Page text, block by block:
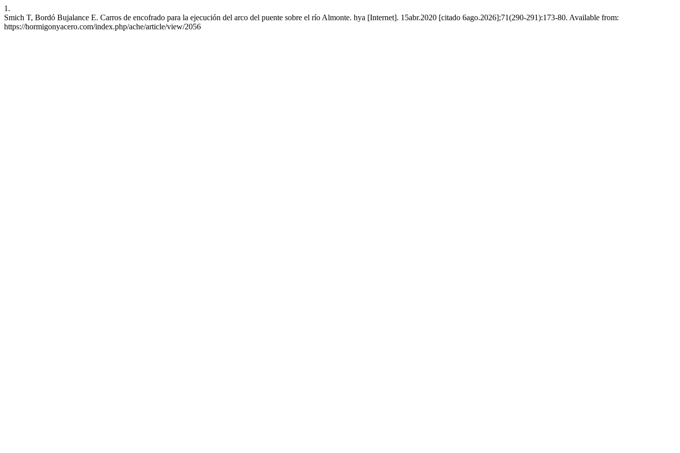
1.
Smich T, Bordó Bujalance E. Carros de encofrado para la ejecución del arco del puente sobre el río Almonte. hya [Internet]. 15abr.2020 [citado 6ago.2026];71(290-291):173-80. Available from:
https://hormigonyacero.com/index.php/ache/article/view/2056